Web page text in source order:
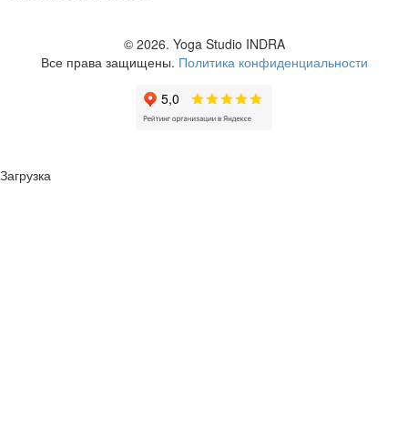
© 2026. Yoga Studio INDRA
Все права защищены. Политика конфиденциальности
Загрузка